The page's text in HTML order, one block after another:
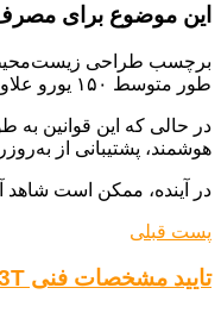
این موضوع برای
طور متوسط ​​۱۵۰ یورو علاوه بر صرفه‌جویی‌های حاصل از اقدامات طراحی زیست‌محیطی موجود، برای هر خانوار صرفه‌جویی به همراه داشته باشد.
هوشمند، پشتیبانی از
در آینده، ممکن است شاهد
پست قبلی
تایید مشخصات فنی OnePlus 13T: باتری پرظرفیت به همراه قابلیت انقلابی شارژ بای‌پس